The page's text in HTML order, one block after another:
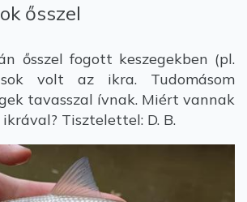
ősszel
ősszel fogott keszegekben (pl.
sok volt az ikra. Tudomásom
tavasszal ívnak. Miért vannak
Tisztelettel: D. B.